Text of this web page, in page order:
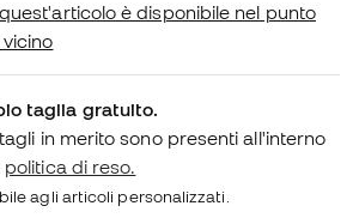
è disponibile nel punto
taglia gratuito.
in merito sono presenti all'interno
politica di reso.
agli articoli personalizzati.